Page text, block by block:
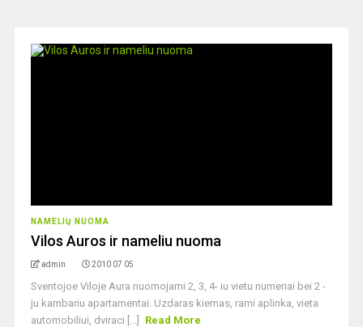
NAMELIŲ NUOMA
Vilos Auros ir nameliu nuoma
admin 2010 07 05
Sventojoe Viloje Aura nuomojami 2, 3, 4- iu vietu numeriai bei 2 -
ju kambariu apartamentai. Uzdaras kiemas, rami aplinka, vieta
automobiliui, dviraci [...]
Read More